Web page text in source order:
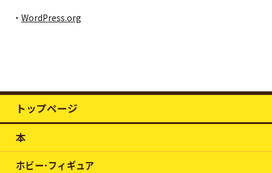
WordPress.org
トップページ
本
ホビー･フィギュア